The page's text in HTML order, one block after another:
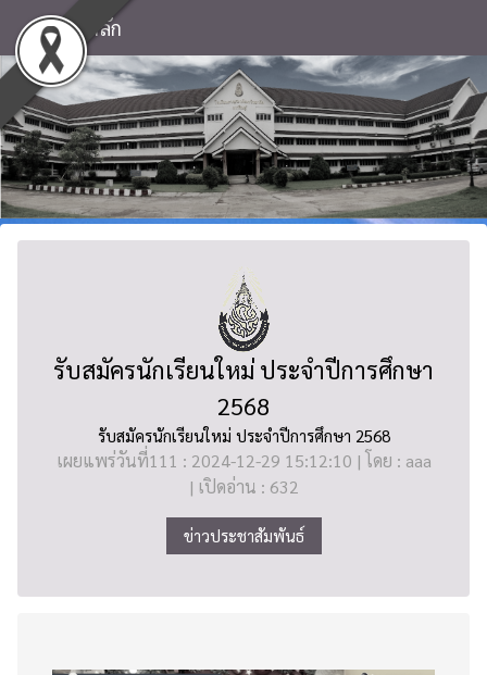
หน้าหลัก
รับสมัครนักเรียนใหม่ ประจำปีการศึกษา
2568
รับสมัครนักเรียนใหม่ ประจำปีการศึกษา 2568
เผยแพร่วันที่111 : 2024-12-29 15:12:10 | โดย : aaa
| เปิดอ่าน : 632
ข่าวประชาสัมพันธ์